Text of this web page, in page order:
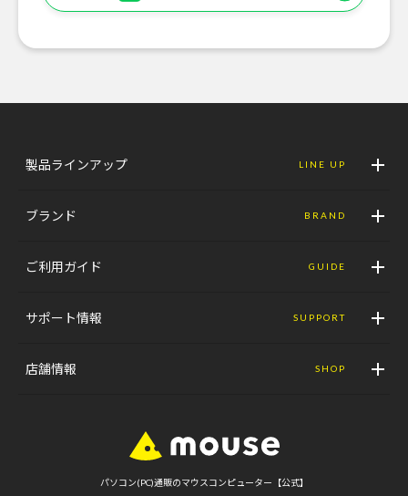
製品ラインアップ LINE UP
ブランド BRAND
ご利用ガイド GUIDE
サポート情報 SUPPORT
店舗情報 SHOP
パソコン(PC)通販のマウスコンピューター【公式】